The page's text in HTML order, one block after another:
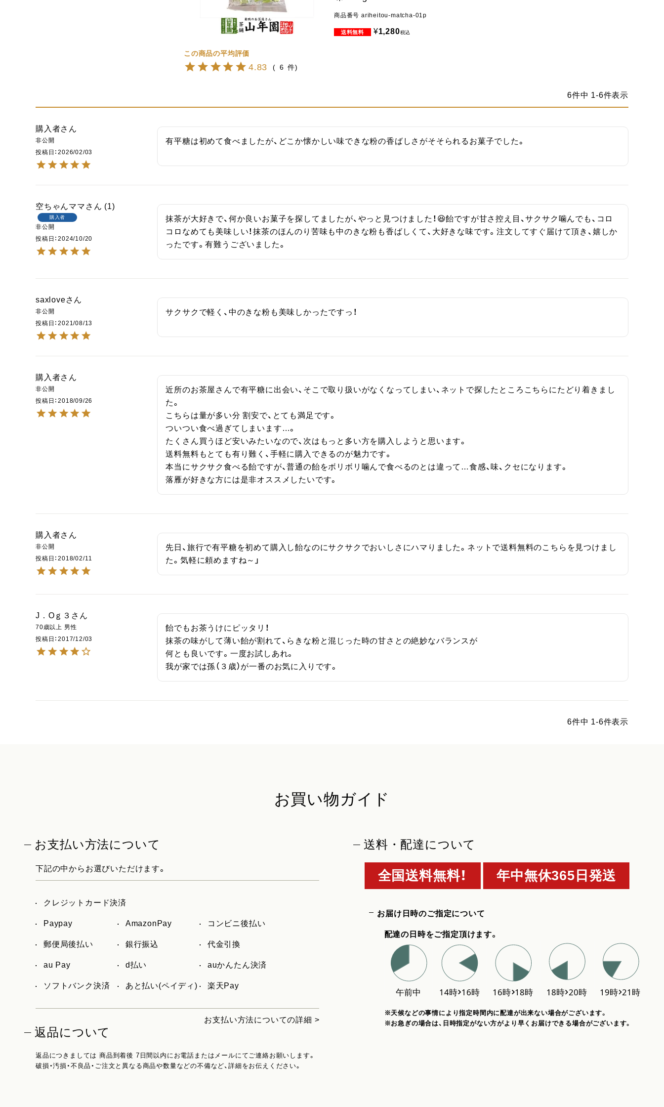
商品番号 ariheitou-matcha-01p
¥1,280税込
4.83 6
6件中 1-6件表示
購入者
非公開
投稿日
2026/02/03
有平糖は初めて食べましたが、どこか懐かしい味できな粉の香ばしさがそそられるお菓子でした。
空ちゃんママ 1
購入者
非公開
投稿日
2024/10/20
抹茶が大好きで、何か良いお菓子を探してましたが、やっと見つけました！😆飴ですが甘さ控え目、サクサク噛んでも、コロ
コロなめても美味しい！抹茶のほんのり苦味も中のきな粉も香ばしくて、大好きな味です。注文してすぐ届けて頂き、嬉しか
ったです。有難うございました。
saxlove
非公開
投稿日
2021/08/13
サクサクで軽く、中のきな粉も美味しかったですっ！
購入者
非公開
投稿日
2018/09/26
近所のお茶屋さんで有平糖に出会い、そこで取り扱いがなくなってしまい、ネットで探したところこちらにたどり着きまし
た。
こちらは量が多い分 割安で、とても満足です。
ついつい食べ過ぎてしまいます…。
たくさん買うほど安いみたいなので、次はもっと多い方を購入しようと思います。
送料無料もとても有り難く、手軽に購入できるのが魅力です。
本当にサクサク食べる飴ですが、普通の飴をボリボリ噛んで食べるのとは違って…食感、味、クセになります。
落雁が好きな方には是非オススメしたいです。
購入者
非公開
投稿日
2018/02/11
先日、旅行で有平糖を初めて購入し飴なのにサクサクでおいしさにハマりました。ネットで送料無料のこちらを見つけまし
た。気軽に頼めますね～」
J．Oｇ３
70歳以上 男性
投稿日
2017/12/03
飴でもお茶うけにピッタリ！
抹茶の味がして薄い飴が割れて、らきな粉と混じった時の甘さとの絶妙なバランスが
何とも良いです。一度お試しあれ。
我が家では孫（３歳）が一番のお気に入りです。
6件中 1-6件表示
お買い物ガイド
お支払い方法について
下記の中からお選びいただけます。
クレジットカード決済
Paypay AmazonPay コンビニ後払い
郵便局後払い 銀行振込 代金引換
au Pay d払い auかんたん決済
ソフトバンク決済 あと払い(ペイディ) 楽天Pay
お支払い方法についての詳細 >
返品について
返品につきましては 商品到着後 7日間以内にお電話またはメールにてご連絡お願いします。
破損・汚損・不良品・ご注文と異なる商品や数量などの不備など、詳細をお伝えください。
送料・配達について
全国送料無料！ 年中無休365日発送
お届け日時のご指定について
配達の日時をご指定頂けます。
※天候などの事情により指定時間内に配達が出来ない場合がございます。
※お急ぎの場合は、日時指定がない方がより早くお届けできる場合がございます。